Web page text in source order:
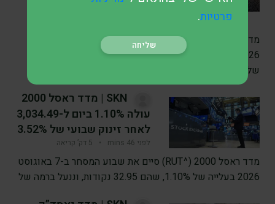
2026 בעלייה של 0.28%, שהם 151.83 נקודות, וננעל ברמה
של
SKN | מדד ראסל 2000
עולה 1.10% ביום ל-3,034.49
לאחר זינוק שבועי של 3.52%
לפני 46 mins • 5 דק’ קריאה
מדד ראסל 2000 (^RUT) סיים את שבוע המסחר ב-7 באוגוסט
2026 בעלייה של 1.10%, שהם 32.95 נקודות, וננעל ברמה של
פרטיות.